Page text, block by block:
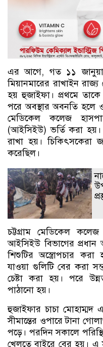
এর আগে, গত ১১ জানুয়ারি
মিয়ানমারের রাখাইন
হয় হুজাইফা। প্রথমে তাকে
পরে অবস্থার অবনতি হলে
মেডিকেল কলেজ
(আইসিইউ) ভর্তি করা হয়।
রাখা হয়। চিকিৎসকেরা
করেছিল।
চট্টগ্রাম মেডিকেল
আইসিইউ বিভাগের
শিশুটির অস্ত্রোপচার
যাওয়া গুলিটি বের করা
চেষ্টা করা হয়। পরে
পাঠানো হয়।
হুজাইফার চাচা মোহাম্মদ
সীমান্তের ওপারে টানা
পড়ে। পরদিন সকালে
খেলতে বাইরে বের হয়।